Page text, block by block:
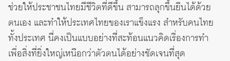
ช่วยให้ประชาชนไทยมีชีวิตที่ดีขึ้น สามารถลุกขึ้นยืนได้ด้วย
ตนเอง และทำให้ประเทศไทยของเราแข็งแรง สำหรับคนไทย
ทั้งประเทศ นี่คงเป็นแบบอย่างที่สะท้อนแนวคิดเรื่องการทำ
เพื่อสิ่งที่ยิ่งใหญ่เหนือกว่าตัวตนได้อย่างชัดเจนที่สุด